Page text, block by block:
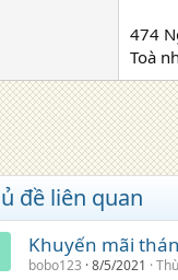
474
Toà
đề liên quan
Khuyến mãi
bobo123 8/5/2021